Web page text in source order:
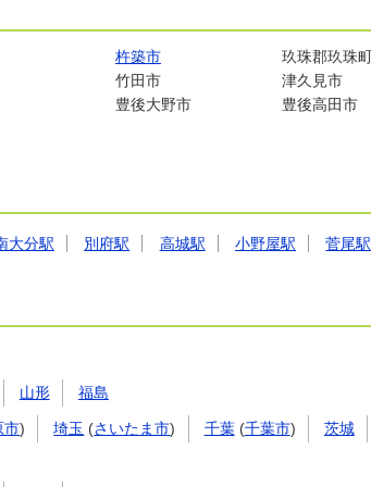
杵築市
玖珠郡玖珠
竹田市
津久見市
豊後大野市
豊後高田市
大分駅 別府駅 高城駅 小野屋駅 菅尾駅
山形 福島
市) 埼玉 (さいたま市) 千葉(千葉市) 茨城